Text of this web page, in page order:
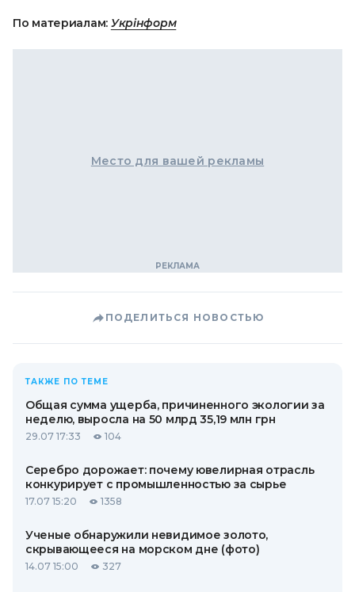
По материалам: Укрінформ
Место для вашей рекламы
ПОДЕЛИТЬСЯ НОВОСТЬЮ
ТАКЖЕ ПО ТЕМЕ
Общая сумма ущерба, причиненного экологии за
неделю, выросла на 50 млрд 35,19 млн грн
29.07 17:33 104
Серебро дорожает: почему ювелирная отрасль
конкурирует с промышленностью за сырье
17.07 15:20 1358
Ученые обнаружили невидимое золото,
скрывающееся на морском дне (фото)
14.07 15:00 327